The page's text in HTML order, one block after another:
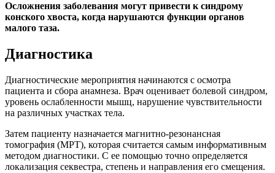
Осложнения заболевания могут привести к синдрому
конского хвоста, когда нарушаются функции органов
малого таза.
Диагностика
Диагностические мероприятия начинаются с осмотра
пациента и сбора анамнеза. Врач оценивает болевой синдром,
уровень ослабленности мышц, нарушение чувствительности
на различных участках тела.
Затем пациенту назначается магнитно-резонансная
томография (МРТ), которая считается самым информативным
методом диагностики. С ее помощью точно определяется
локализация секвестра, степень и направления его смещения.